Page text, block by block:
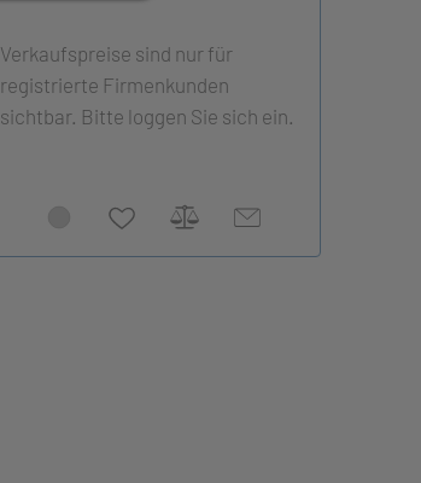
Verkaufspreise sind nur für
registrierte Firmenkunden
sichtbar. Bitte loggen Sie sich ein.